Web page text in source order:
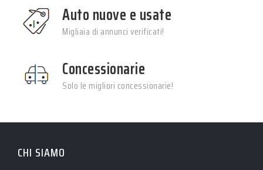
Auto nuove e usate
Migliaia di annunci verificati!
Concessionarie
Solo le migliori concessionarie!
CHI SIAMO